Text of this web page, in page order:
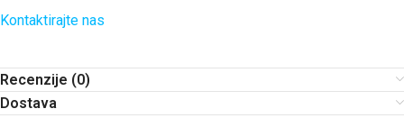
Kontaktirajte nas
Recenzije (0)
Dostava